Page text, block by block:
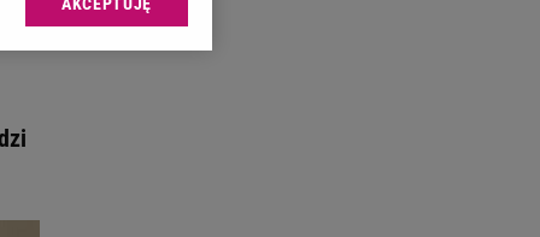
sp. z o.o., jej
Zmiana ustawień
celów identyfikacji.
reklam i treści,